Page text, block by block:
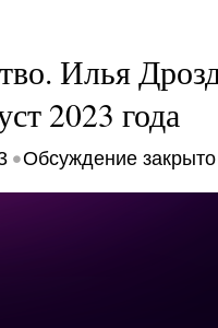
Илья
2023 года
•Обсуждение закрыто